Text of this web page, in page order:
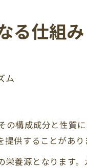
る仕組み
ム
構成成分と性質
供することがあり
養源となります